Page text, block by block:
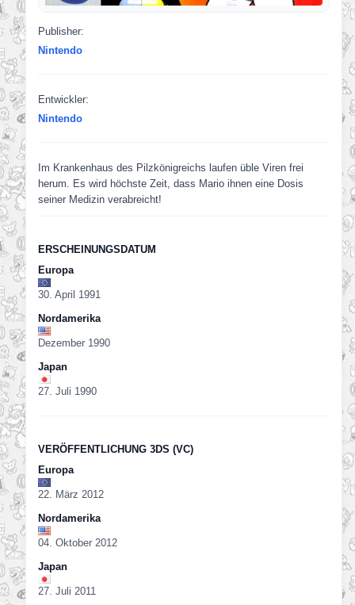
Publisher:
Nintendo
Entwickler:
Nintendo
Im Krankenhaus des Pilzkönigreichs laufen üble Viren frei
herum. Es wird höchste Zeit, dass Mario ihnen eine Dosis
seiner Medizin verabreicht!
ERSCHEINUNGSDATUM
Europa
30. April 1991
Nordamerika
Dezember 1990
Japan
27. Juli 1990
VERÖFFENTLICHUNG 3DS (VC)
Europa
22. März 2012
Nordamerika
04. Oktober 2012
Japan
27. Juli 2011